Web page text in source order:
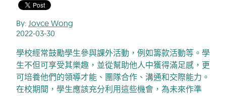
By: Joyce Wong
2022-03-30
學校經常鼓勵學生參與課外活動，例如籌款活動等。學
生不但可享受其樂趣，並從幫助他人中獲得滿足感，更
可培養他們的領導才能、團隊合作、溝通和交際能力。
在校期間，學生應該充分利用這些機會，為未來作準